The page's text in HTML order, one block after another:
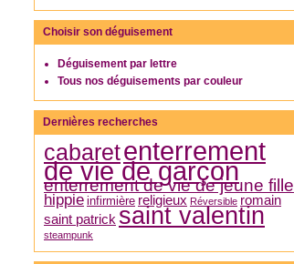
Choisir son déguisement
Déguisement par lettre
Tous nos déguisements par couleur
Dernières recherches
cabaretenterrement
de vie de garçon
enterrement de vie de jeune fille
hippie infirmière religieux Réversible romain
saint patrick saint valentin
steampunk